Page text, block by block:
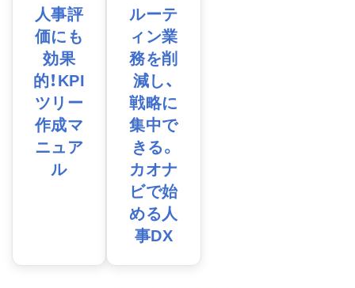
人事評
価にも
効果
的！KPI
ツリー
作成マ
ニュア
ル
ルーテ
ィン業
務を削
減し、
戦略に
集中で
きる。
カオナ
ビで始
める人
事DX